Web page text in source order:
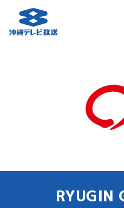
RYUGIN